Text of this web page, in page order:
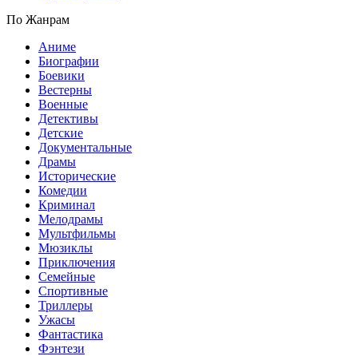
По Жанрам
Аниме
Биографии
Боевики
Вестерны
Военные
Детективы
Детские
Документальные
Драмы
Исторические
Комедии
Криминал
Мелодрамы
Мультфильмы
Мюзиклы
Приключения
Семейные
Спортивные
Триллеры
Ужасы
Фантастика
Фэнтези